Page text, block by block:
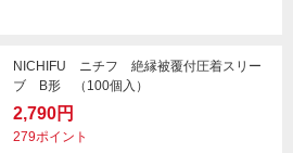
NICHIFU ニチフ 絶縁被覆付圧着スリー
ブ B形 （100個入）
2,790円
279ポイント